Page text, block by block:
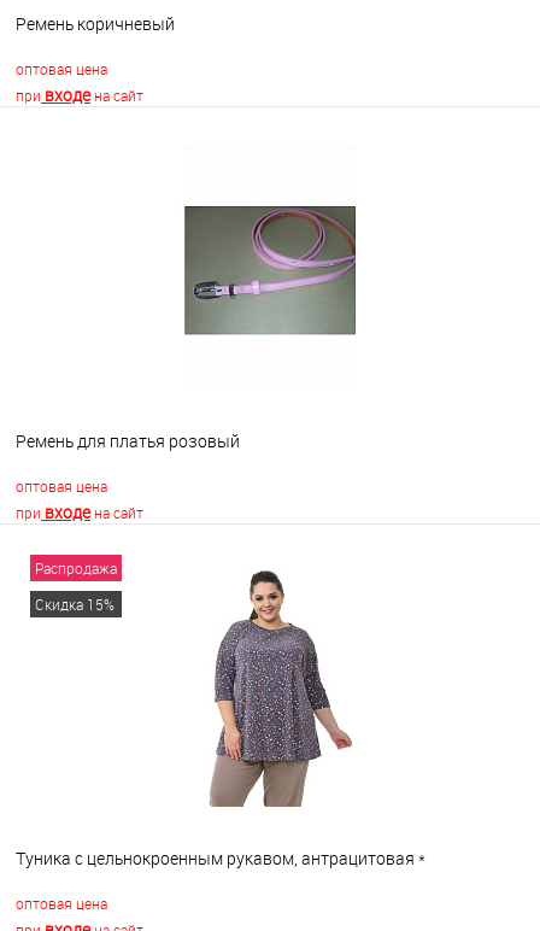
Ремень коричневый
оптовая цена
при входена сайт
Недоступно
Ремень для платья розовый
оптовая цена
при входена сайт
В корзину
Распродажа
Скидка 15%
Туника с цельнокроенным рукавом, антрацитовая *
оптовая цена